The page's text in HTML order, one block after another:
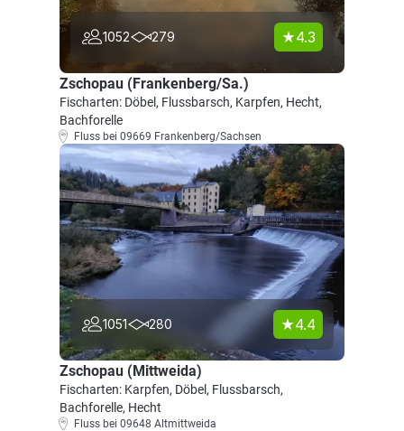
1052 279 4.3
Zschopau (Frankenberg/Sa.)
Fischarten: Döbel, Flussbarsch, Karpfen, Hecht,
Bachforelle
Fluss bei 09669 Frankenberg/Sachsen
1051 280 4.4
Zschopau (Mittweida)
Fischarten: Karpfen, Döbel, Flussbarsch,
Bachforelle, Hecht
Fluss bei 09648 Altmittweida